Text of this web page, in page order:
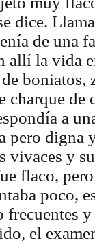
dice.
de una
allí la vida
boniatos,
charque
a
pero digna
vivaces y
flaco,
poco,
frecuentes
el